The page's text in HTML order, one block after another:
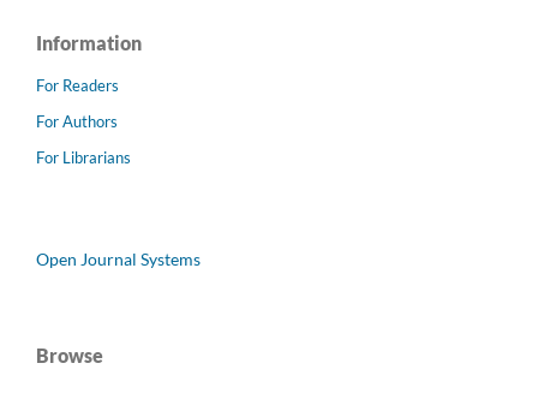
Information
For Readers
For Authors
For Librarians
Open Journal Systems
Browse